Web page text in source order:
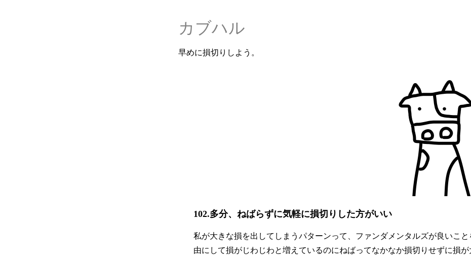
カブハル
早めに損切りしよう。
102.多分、ねばらずに気軽に損切りした方がいい
私が大きな損を出してしまうパターンって、ファンダメンタルズが良いこと
由にして損がじわじわと増えているのにねばってなかなか損切りせずに損が